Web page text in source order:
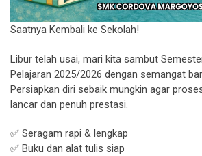
Saatnya Kembali ke Sekolah!
Libur telah usai, mari kita sambut
Pelajaran 2025/2026 dengan semangat
Persiapkan diri sebaik mungkin agar
lancar dan penuh prestasi.
✅ Seragam rapi & lengkap
✅ Buku dan alat tulis siap